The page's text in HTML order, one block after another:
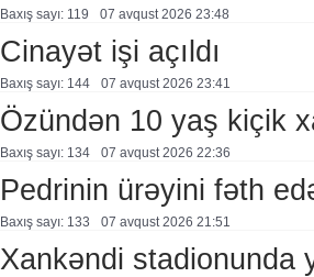
Baxış sayı: 119 07 avqust 2026 23:48
Cinayət işi açıldı
Baxış sayı: 144 07 avqust 2026 23:41
Özündən 10 yaş kiçik
Baxış sayı: 134 07 avqust 2026 22:36
Pedrinin ürəyini fəth
Baxış sayı: 133 07 avqust 2026 21:51
Xankəndi stadionunda